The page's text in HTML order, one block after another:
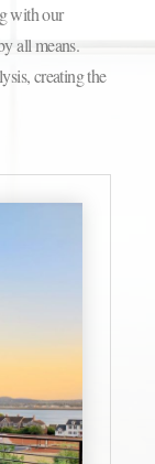
with our
all means.
creating the